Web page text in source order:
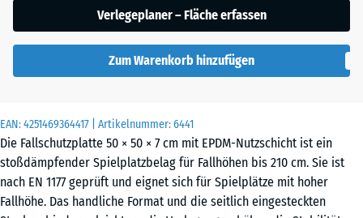
EAN:4251469364417 | Artikelnummer:6441
Die Fallschutzplatte 50 × 50 × 7 cm mit EPDM-Nutzschicht ist ein
stoßdämpfender Spielplatzbelag für Fallhöhen bis 210 cm. Sie ist
nach EN 1177 geprüft und eignet sich für Spielplätze mit hoher
Fallhöhe. Das handliche Format und die seitlich eingesteckten
Rasen
Lavendel
Verlegeplaner – Fläche erfassen
Zum Warenkorb hinzufügen